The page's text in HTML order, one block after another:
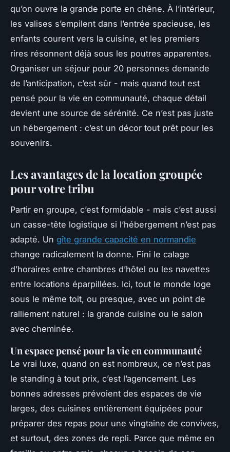
qu’on ouvre la grande porte en chêne. À l’intérieur,
les valises s’empilent dans l’entrée spacieuse, les
enfants courent vers la cuisine, et les premiers
rires résonnent déjà sous les poutres apparentes.
Organiser un séjour pour 20 personnes demande
de l’anticipation, c’est sûr - mais quand tout est
pensé pour la vie en communauté, chaque détail
devient une source de sérénité. Ce n’est pas juste
un hébergement : c’est un décor tout prêt pour les
souvenirs.
Les avantages de la location groupée
pour votre tribu
Partir en groupe, c’est formidable - mais c’est aussi
un casse-tête logistique si l’hébergement n’est pas
adapté. Un gîte grande capacité en normandie
change radicalement la donne. Fini le calage
d’horaires entre chambres d’hôtel ou les navettes
entre locations éparpillées. Ici, tout le monde loge
sous le même toit, ou presque, avec un point de
ralliement naturel : la grande cuisine ou le salon
avec cheminée.
Un espace pensé pour la vie en communauté
Le vrai luxe, quand on est nombreux, ce n’est pas
le standing à tout prix, c’est l’agencement. Les
bonnes adresses prévoient des espaces de vie
larges, des cuisines entièrement équipées pour
préparer des repas pour une vingtaine de convives,
et surtout, des zones de repli. Parce que même en